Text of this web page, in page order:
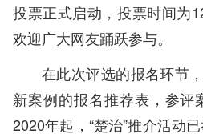
投票正式启动，投票时间为
欢迎广大网友踊跃参与。
在此次评选的报名环节
新案例的报名推荐表，参评
2020年起，“楚治”推介活动